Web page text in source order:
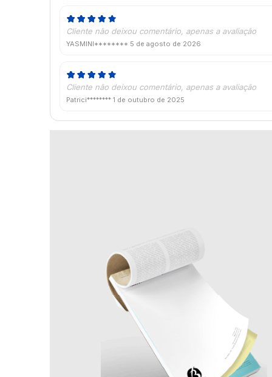
Cliente não deixou comentário, apenas a avaliação
YASMINI******** 5 de agosto de 2026
Cliente não deixou comentário, apenas a avaliação
Patrici******** 1 de outubro de 2025